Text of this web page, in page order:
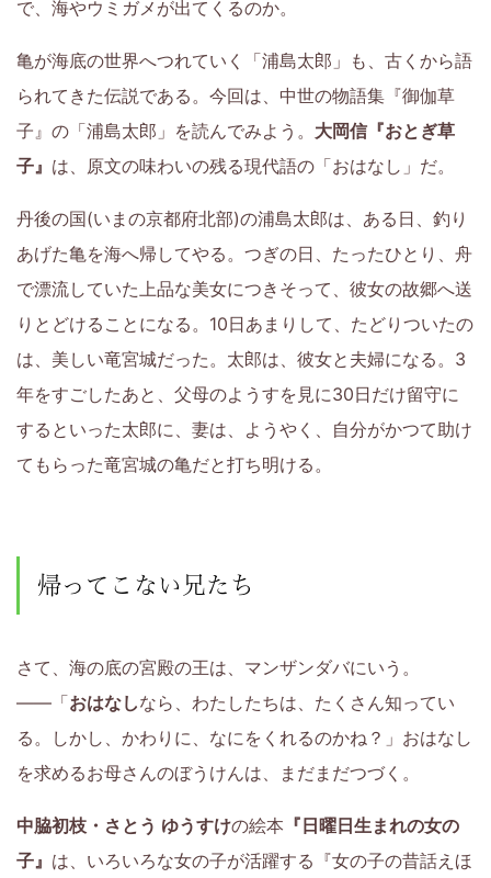
で、海やウミガメが出てくるのか。
亀が海底の世界へつれていく「浦島太郎」も、古くから語
られてきた伝説である。今回は、中世の物語集『御伽草
子』の「浦島太郎」を読んでみよう。 大岡信『おとぎ草
子』 は、原文の味わいの残る現代語の「おはなし」だ。
丹後の国(いまの京都府北部)の浦島太郎は、ある日、釣り
あげた亀を海へ帰してやる。つぎの日、たったひとり、舟
で漂流していた上品な美女につきそって、彼女の故郷へ送
りとどけることになる。10日あまりして、たどりついたの
は、美しい竜宮城だった。太郎は、彼女と夫婦になる。3
年をすごしたあと、父母のようすを見に30日だけ留守に
するといった太郎に、妻は、ようやく、自分がかつて助け
てもらった竜宮城の亀だと打ち明ける。
帰ってこない兄たち
さて、海の底の宮殿の王は、マンザンダバにいう。
――「おはなしなら、わたしたちは、たくさん知ってい
る。しかし、かわりに、なにをくれるのかね？」おはなし
を求めるお母さんのぼうけんは、まだまだつづく。
中脇初枝・さとう ゆうすけの絵本 『日曜日生まれの女の
子』 は、いろいろな女の子が活躍する『女の子の昔話えほ